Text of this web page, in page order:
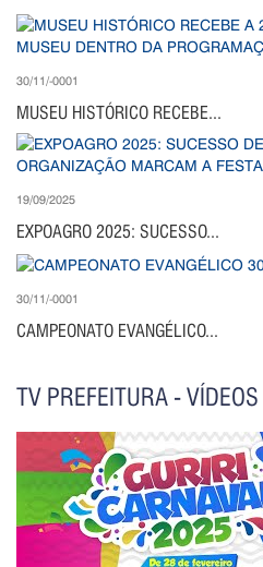
30/11/-0001
MUSEU HISTÓRICO RECEBE...
19/09/2025
EXPOAGRO 2025: SUCESSO...
30/11/-0001
CAMPEONATO EVANGÉLICO...
TV PREFEITURA - VÍDEOS